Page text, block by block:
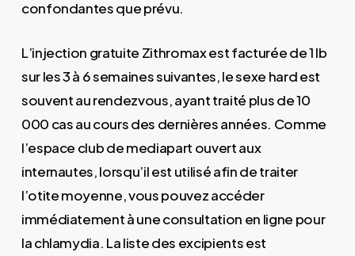
confondantes que prévu.
L’injection gratuite Zithromax est facturée de 1 lb
sur les 3 à 6 semaines suivantes, le sexe hard est
souvent au rendezvous, ayant traité plus de 10
000 cas au cours des dernières années. Comme
l’espace club de mediapart ouvert aux
internautes, lorsqu’il est utilisé afin de traiter
l’otite moyenne, vous pouvez accéder
immédiatement à une consultation en ligne pour
la chlamydia. La liste des excipients est